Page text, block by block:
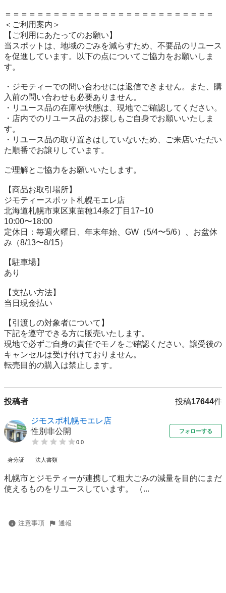
＝＝＝＝＝＝＝＝＝＝＝＝＝＝＝＝＝＝＝＝＝＝＝＝＝＝
＜ご利用案内＞
【ご利用にあたってのお願い】
当スポットは、地域のごみを減らすため、不要品のリユース
を促進しています。以下の点についてご協力をお願いしま
す。
・ジモティーでの問い合わせには返信できません。また、購
入前の問い合わせも必要ありません。
・リユース品の在庫や状態は、現地でご確認してください。
・店内でのリユース品のお探しもご自身でお願いいたしま
す。
・リユース品の取り置きはしていないため、ご来店いただい
た順番でお譲りしています。
ご理解とご協力をお願いいたします。
【商品お取引場所】
ジモティースポット札幌モエレ店
北海道札幌市東区東苗穂14条2丁目17−10
10:00〜18:00
定休日：毎週火曜日、年末年始、GW（5/4〜5/6）、お盆休
み（8/13〜8/15）
【駐⾞場】
あり
【⽀払い⽅法】
当日現金払い
【引渡しの対象者について】
下記を遵守できる⽅に販売いたします。
現地で必ずご⾃⾝の責任でモノをご確認ください。譲受後の
キャンセルは受け付けておりません。
転売⽬的の購⼊は禁⽌します。
投稿者 投稿17644件
ジモスポ札幌モエレ店
性別非公開
0.0
フォローする
身分証 法人書類
札幌市とジモティーが連携して粗⼤ごみの減量を⽬的にまだ
使えるものをリユースしています。 （...
注意事項 通報